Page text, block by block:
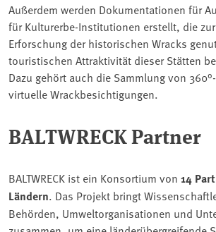
Außerdem werden Dokumentationen für
für Kulturerbe-Institutionen erstellt, die
Erforschung der historischen Wracks
touristischen Attraktivität dieser Stätten
Dazu gehört auch die Sammlung von
virtuelle Wrackbesichtigungen.
BALTWRECK Partner
BALTWRECK ist ein Konsortium von 14
Ländern. Das Projekt bringt
Behörden, Umweltorganisationen und